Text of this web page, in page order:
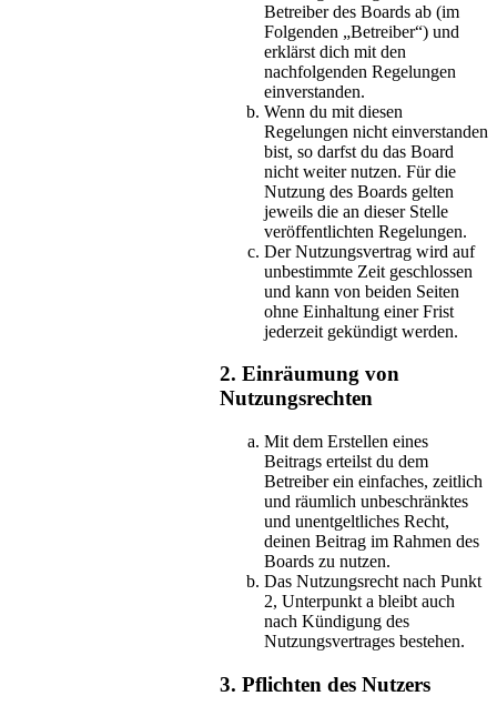
Betreiber des Boards ab (im
Folgenden „Betreiber“) und
erklärst dich mit den
nachfolgenden Regelungen
einverstanden.
Wenn du mit diesen
Regelungen nicht einverstanden
bist, so darfst du das Board
nicht weiter nutzen. Für die
Nutzung des Boards gelten
jeweils die an dieser Stelle
veröffentlichten Regelungen.
Der Nutzungsvertrag wird auf
unbestimmte Zeit geschlossen
und kann von beiden Seiten
ohne Einhaltung einer Frist
jederzeit gekündigt werden.
2. Einräumung von
Nutzungsrechten
Mit dem Erstellen eines
Beitrags erteilst du dem
Betreiber ein einfaches, zeitlich
und räumlich unbeschränktes
und unentgeltliches Recht,
deinen Beitrag im Rahmen des
Boards zu nutzen.
Das Nutzungsrecht nach Punkt
2, Unterpunkt a bleibt auch
nach Kündigung des
Nutzungsvertrages bestehen.
3. Pflichten des Nutzers